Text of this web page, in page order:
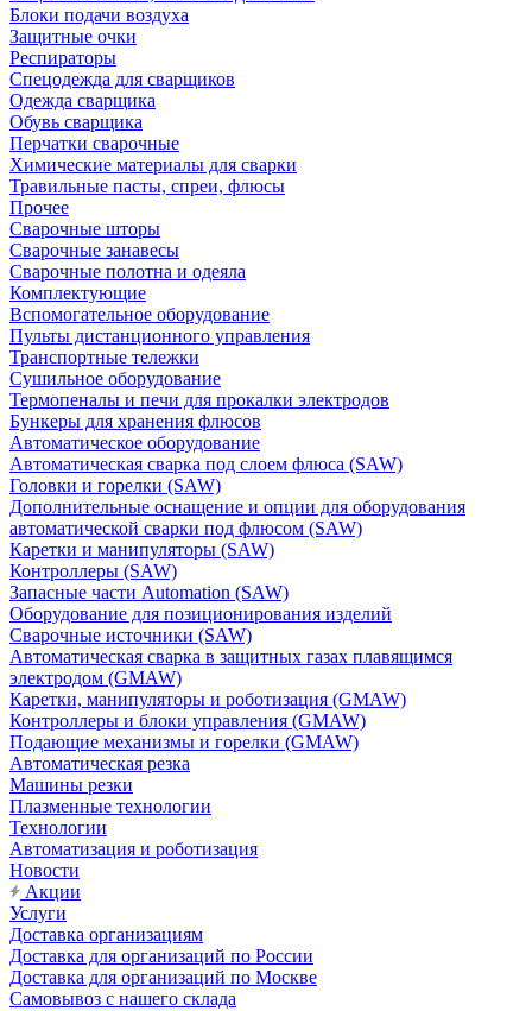
Блоки подачи воздуха
Защитные очки
Респираторы
Спецодежда для сварщиков
Одежда сварщика
Обувь сварщика
Перчатки сварочные
Химические материалы для сварки
Травильные пасты, спреи, флюсы
Прочее
Сварочные шторы
Сварочные занавесы
Сварочные полотна и одеяла
Комплектующие
Вспомогательное оборудование
Пульты дистанционного управления
Транспортные тележки
Сушильное оборудование
Термопеналы и печи для прокалки электродов
Бункеры для хранения флюсов
Автоматическое оборудование
Автоматическая сварка под слоем флюса (SAW)
Головки и горелки (SAW)
Дополнительные оснащение и опции для оборудования
автоматической сварки под флюсом (SAW)
Каретки и манипуляторы (SAW)
Контроллеры (SAW)
Запасные части Automation (SAW)
Оборудование для позиционирования изделий
Сварочные источники (SAW)
Автоматическая сварка в защитных газах плавящимся
электродом (GMAW)
Каретки, манипуляторы и роботизация (GMAW)
Контроллеры и блоки управления (GMAW)
Подающие механизмы и горелки (GMAW)
Автоматическая резка
Машины резки
Плазменные технологии
Технологии
Автоматизация и роботизация
Новости
Акции
Услуги
Доставка организациям
Доставка для организаций по России
Доставка для организаций по Москве
Самовывоз с нашего склада